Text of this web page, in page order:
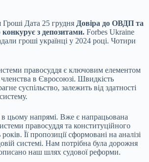
Гроші Дата 25 грудня Довіра до ОВДП та
конкурує з депозитами. Forbes Ukraine
гроші українці у 2024 році. Чотири
правосуддя є ключовим елементом
в Євросоюзі. Швидкість
суспільство, залежить від здатності
цьому напрямі. Вже є напрацьована
правосуддя та конституційного
Її пропозиції сформовані на аналізі
системі. Нам потрібна була дорожня
наш шлях судової реформи.